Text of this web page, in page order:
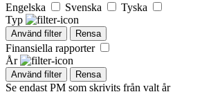
Engelska
Svenska
Tyska
Typ
Använd filter Rensa
Finansiella rapporter
År
Använd filter Rensa
Se endast PM som skrivits från valt år